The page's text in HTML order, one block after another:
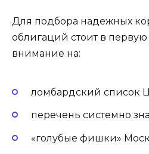
Для подбора надежных
облигаций стоит в
внимание на:
ломбардский список
перечень системно
«голубые фишки»